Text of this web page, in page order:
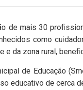
de mais 30
como
e da zona rural,
de Educação
educativo de cerca